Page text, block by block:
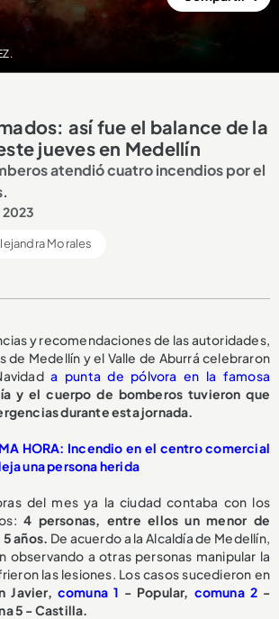
así fue el balance de la
jueves en Medellín
atendió cuatro incendios por el
2023
Morales
y recomendaciones de las autoridades,
de Medellín y el Valle de Aburrá celebraron
a punta de pólvora en la famosa
y el cuerpo de bomberos tuvieron que
durante esta jornada.
HORA: Incendio en el centro comercial
una persona herida
del mes ya la ciudad contaba con los
4 personas, entre ellos un menor de
años. De acuerdo a la Alcaldía de Medellín,
observando a otras personas manipular la
las lesiones. Los casos sucedieron en
Javier, comuna 1 - Popular, comuna 2-
5 - Castilla.